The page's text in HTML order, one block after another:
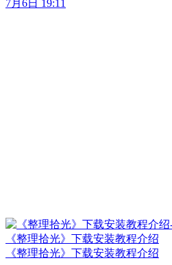
7月6日 19:11
《整理拾光》下载安装教程介绍
《整理拾光》下载安装教程介绍